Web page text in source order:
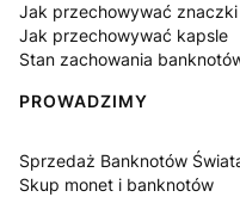
Jak przechowywać znaczki
Jak przechowywać kapsle
Stan zachowania
PROWADZIMY
Sprzedaż Banknotów
Skup monet i banknotów